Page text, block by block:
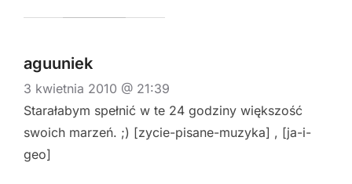
aguuniek
3 kwietnia 2010 @ 21:39
Starałabym spełnić w te 24 godziny większość
swoich marzeń. ;) [zycie-pisane-muzyka] , [ja-i-
geo]